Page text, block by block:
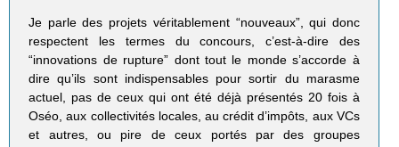
Je parle des projets véritablement “nouveaux”, qui donc
respectent les termes du concours, c’est-à-dire des
“innovations de rupture” dont tout le monde s’accorde à
dire qu’ils sont indispensables pour sortir du marasme
actuel, pas de ceux qui ont été déjà présentés 20 fois à
Oséo, aux collectivités locales, au crédit d’impôts, aux VCs
et autres, ou pire de ceux portés par des groupes